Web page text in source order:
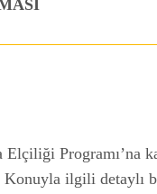
Programı’na
Konuyla ilgili detaylı